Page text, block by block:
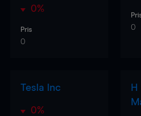
0%
Pris
0
0
Tesla Inc
0%